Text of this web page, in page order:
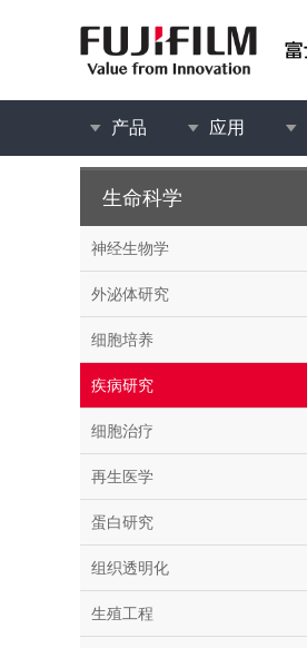
产品 应用
生命科学
神经生物学
外泌体研究
细胞培养
疾病研究
细胞治疗
再生医学
蛋白研究
组织透明化
生殖工程